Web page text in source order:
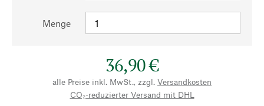
Menge
36,90 €
alle Preise inkl. MwSt., zzgl. Versandkosten
CO₂-reduzierter Versand mit DHL